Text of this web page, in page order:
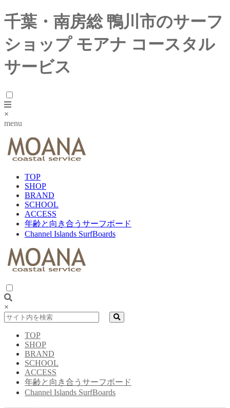
千葉・南房総 鴨川市のサーフ
ショップ モアナ コースタル
サービス
×
menu
TOP
SHOP
BRAND
SCHOOL
ACCESS
年齢と向き合うサーフボード
Channel Islands SurfBoards
×
TOP
SHOP
BRAND
SCHOOL
ACCESS
年齢と向き合うサーフボード
Channel Islands SurfBoards